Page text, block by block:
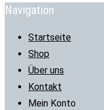
Navigation
Startseite
Shop
Über uns
Kontakt
Mein Konto